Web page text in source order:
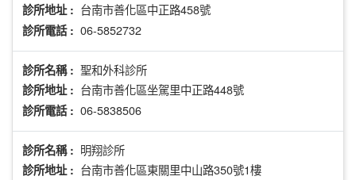
診所地址 : 台南市善化區中正路458號
診所電話 : 06-5852732
診所名稱 : 聖和外科診所
診所地址 : 台南市善化區坐駕里中正路448號
診所電話 : 06-5838506
診所名稱 : 明翔診所
診所地址 : 台南市善化區東關里中山路350號1樓